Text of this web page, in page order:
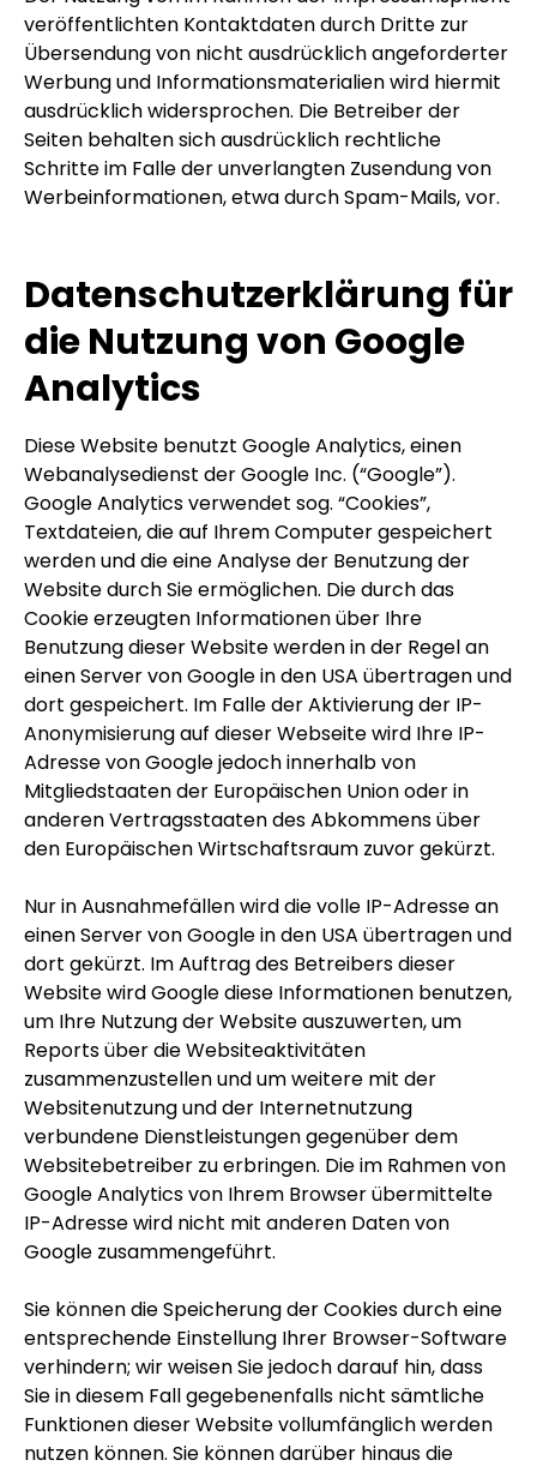
veröffentlichten Kontaktdaten durch Dritte zur
Übersendung von nicht ausdrücklich angeforderter
Werbung und Informationsmaterialien wird hiermit
ausdrücklich widersprochen. Die Betreiber der
Seiten behalten sich ausdrücklich rechtliche
Schritte im Falle der unverlangten Zusendung von
Werbeinformationen, etwa durch Spam-Mails, vor.
Datenschutzerklärung für
die Nutzung von Google
Analytics
Diese Website benutzt Google Analytics, einen
Webanalysedienst der Google Inc. (“Google”).
Google Analytics verwendet sog. “Cookies”,
Textdateien, die auf Ihrem Computer gespeichert
werden und die eine Analyse der Benutzung der
Website durch Sie ermöglichen. Die durch das
Cookie erzeugten Informationen über Ihre
Benutzung dieser Website werden in der Regel an
einen Server von Google in den USA übertragen und
dort gespeichert. Im Falle der Aktivierung der IP-
Anonymisierung auf dieser Webseite wird Ihre IP-
Adresse von Google jedoch innerhalb von
Mitgliedstaaten der Europäischen Union oder in
anderen Vertragsstaaten des Abkommens über
den Europäischen Wirtschaftsraum zuvor gekürzt.
Nur in Ausnahmefällen wird die volle IP-Adresse an
einen Server von Google in den USA übertragen und
dort gekürzt. Im Auftrag des Betreibers dieser
Website wird Google diese Informationen benutzen,
um Ihre Nutzung der Website auszuwerten, um
Reports über die Websiteaktivitäten
zusammenzustellen und um weitere mit der
Websitenutzung und der Internetnutzung
verbundene Dienstleistungen gegenüber dem
Websitebetreiber zu erbringen. Die im Rahmen von
Google Analytics von Ihrem Browser übermittelte
IP-Adresse wird nicht mit anderen Daten von
Google zusammengeführt.
Sie können die Speicherung der Cookies durch eine
entsprechende Einstellung Ihrer Browser-Software
verhindern; wir weisen Sie jedoch darauf hin, dass
Sie in diesem Fall gegebenenfalls nicht sämtliche
Funktionen dieser Website vollumfänglich werden
nutzen können. Sie können darüber hinaus die